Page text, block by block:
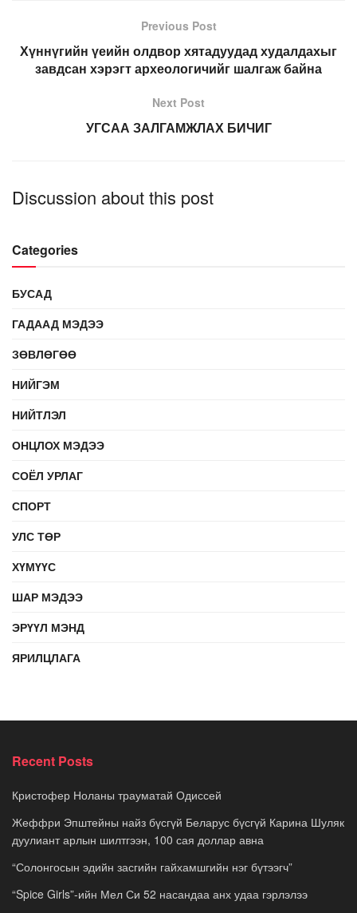
Previous Post
Хүннүгийн үеийн олдвор хятадуудад худалдахыг
завдсан хэрэгт археологичийг шалгаж байна
Next Post
УГСАА ЗАЛГАМЖЛАХ БИЧИГ
Discussion about this post
Categories
БУСАД
ГАДААД МЭДЭЭ
ЗӨВЛӨГӨӨ
НИЙГЭМ
НИЙТЛЭЛ
ОНЦЛОХ МЭДЭЭ
СОЁЛ УРЛАГ
СПОРТ
УЛС ТӨР
ХҮМҮҮС
ШАР МЭДЭЭ
ЭРҮҮЛ МЭНД
ЯРИЛЦЛАГА
Recent Posts
Кристофер Ноланы трауматай Одиссей
Жеффри Эпштейны найз бүсгүй Беларус бүсгүй Карина Шуляк
дуулиант арлын шилтгээн, 100 сая доллар авна
“Солонгосын эдийн засгийн гайхамшгийн нэг бүтээгч”
“Spice Girls”-ийн Мел Си 52 насандаа анх удаа гэрлэлээ